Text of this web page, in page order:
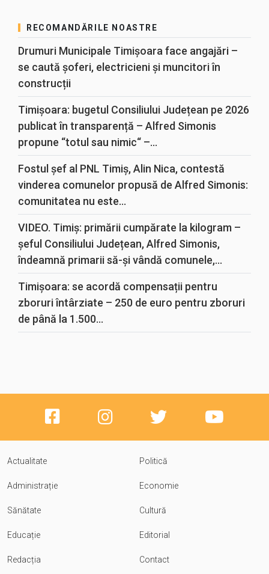
RECOMANDĂRILE NOASTRE
Drumuri Municipale Timișoara face angajări –
se caută șoferi, electricieni și muncitori în
construcții
Timișoara: bugetul Consiliului Județean pe 2026
publicat în transparență – Alfred Simonis
propune “totul sau nimic“ –...
Fostul șef al PNL Timiș, Alin Nica, contestă
vinderea comunelor propusă de Alfred Simonis:
comunitatea nu este...
VIDEO. Timiș: primării cumpărate la kilogram –
șeful Consiliului Județean, Alfred Simonis,
îndeamnă primarii să-și vândă comunele,...
Timișoara: se acordă compensații pentru
zboruri întârziate – 250 de euro pentru zboruri
de până la 1.500...
Actualitate Politică
Administrație Economie
Sănătate Cultură
Educație Editorial
Redacția Contact